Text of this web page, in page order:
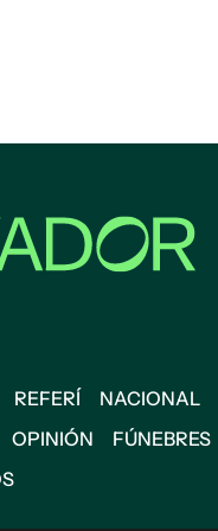
REFERÍ NACIONAL
OPINIÓN FÚNEBRES